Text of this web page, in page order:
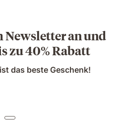
Newsletter an und
zu 40% Rabatt
das beste Geschenk!